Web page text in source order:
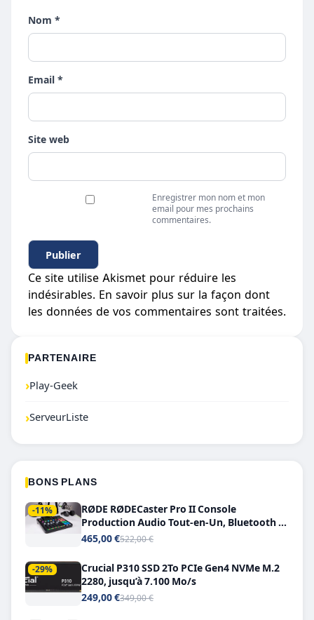
Nom *
Email *
Site web
Enregistrer mon nom et mon
email pour mes prochains
commentaires.
Ce site utilise Akismet pour réduire les
indésirables. En savoir plus sur la façon dont
les données de vos commentaires sont traitées.
PARTENAIRE
›Play-Geek
›ServeurListe
BONS PLANS
-11%
RØDE RØDECaster Pro II Console
Production Audio Tout-en-Un, Bluetooth et
Double USB-C
465,00 €522,00 €
-29%
Crucial P310 SSD 2To PCIe Gen4 NVMe M.2
2280, jusqu’à 7.100 Mo/s
249,00 €349,00 €